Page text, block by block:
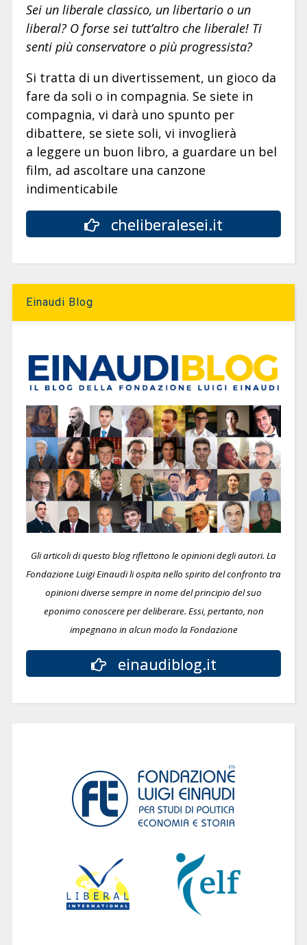
Sei un liberale classico, un libertario o un
liberal? O forse sei tutt’altro che liberale! Ti
senti più conservatore o più progressista?
Si tratta di un divertissement, un gioco da
fare da soli o in compagnia. Se siete in
compagnia, vi darà uno spunto per
dibattere, se siete soli, vi invoglierà
a leggere un buon libro, a guardare un bel
film, ad ascoltare una canzone
indimenticabile
cheliberalesei.it
Einaudi Blog
Gli articoli di questo blog riflettono le opinioni degli autori. La
Fondazione Luigi Einaudi li ospita nello spirito del confronto tra
opinioni diverse sempre in nome del principio del suo
eponimo conoscere per deliberare. Essi, pertanto, non
impegnano in alcun modo la Fondazione
einaudiblog.it